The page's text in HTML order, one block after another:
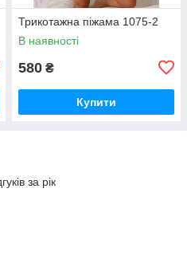
Трикотажна піжама 1075-2
В наявності
580 ₴
Купити
за рік